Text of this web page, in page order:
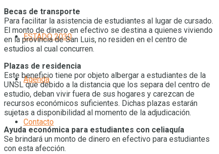
ESTADO 2030
Agenda
Contacto
Becas de transporte
Para facilitar la asistencia de estudiantes al lugar de cursado.
El monto de dinero en efectivo se destina a quienes viviendo
en la provincia de San Luis, no residen en el centro de
estudios al cual concurren.
Plazas de residencia
Este beneficio tiene por objeto albergar a estudiantes de la
UNSL que debido a la distancia que los separa del centro de
estudio, deban vivir fuera de sus hogares y carezcan de
recursos económicos suficientes. Dichas plazas estarán
sujetas a disponibilidad al momento de la adjudicación.
Ayuda económica para estudiantes con celiaquía
Se brindará un monto de dinero en efectivo para estudiantes
con esta afección.